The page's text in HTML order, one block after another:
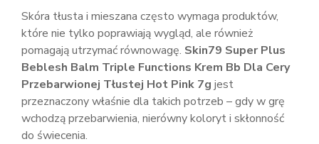
Skóra tłusta i mieszana często wymaga produktów,
które nie tylko poprawiają wygląd, ale również
pomagają utrzymać równowagę. Skin79 Super Plus
Beblesh Balm Triple Functions Krem Bb Dla Cery
Przebarwionej Tłustej Hot Pink 7g jest
przeznaczony właśnie dla takich potrzeb – gdy w grę
wchodzą przebarwienia, nierówny koloryt i skłonność
do świecenia.